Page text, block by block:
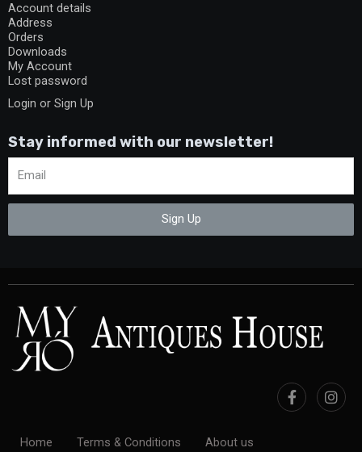
Account details
Address
Orders
Downloads
My Account
Lost password
Login or Sign Up
Stay informed with our newsletter!
Sign Up
Home Terms & Conditions About us